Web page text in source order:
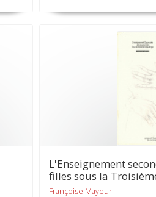
L'Enseignement
filles sous la
Françoise Mayeur